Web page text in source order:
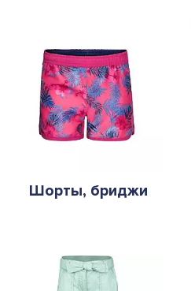
Шорты, бриджи